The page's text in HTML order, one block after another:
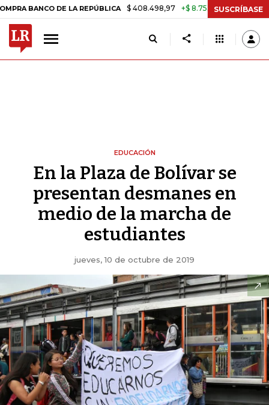
LA REPÚBLICA $ 408.498,97 +$ 8.753,81 +2,19% TASA DE
SUSCRÍBASE
EDUCACIÓN
En la Plaza de Bolívar se
presentan desmanes en
medio de la marcha de
estudiantes
jueves, 10 de octubre de 2019